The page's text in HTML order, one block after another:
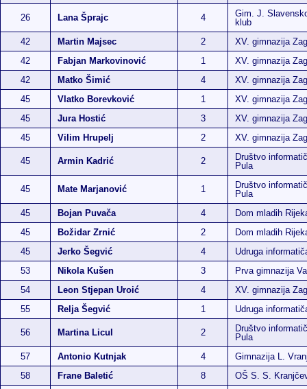
26 Lana Šprajc 4
Gim. J.
klub
42
Martin Majsec 2
XV. gimnazija
42
Fabjan Markovinović 1
XV. gimnazija
42
Matko Šimić 4
XV. gimnazija
45
Vlatko Borevković 1
XV. gimnazija
45
Jura Hostić 3
XV. gimnazija
45
Vilim Hrupelj 2 XV. gimnazija
45 Armin Kadrić 2
Društvo
Pula
45 Mate Marjanović 1
Društvo
Pula
45
Bojan Puvača 4
Dom mladih
45
Božidar Zrnić 2
Dom mladih
45
Jerko Šegvić 4
Udruga
53
Nikola Kušen 3
Prva gimnazija
54
Leon Stjepan Uroić 4
XV. gimnazija
55
Relja Šegvić 1 Udruga
56 Martina Licul 2
Društvo
Pula
57
Antonio Kutnjak 4
Gimnazija L.
58
Frane Baletić 8
OŠ S. S.